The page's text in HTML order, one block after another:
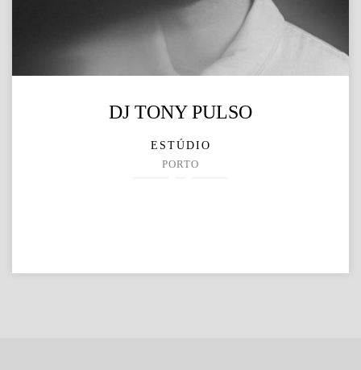
DJ TONY PULSO
ESTÚDIO
PORTO